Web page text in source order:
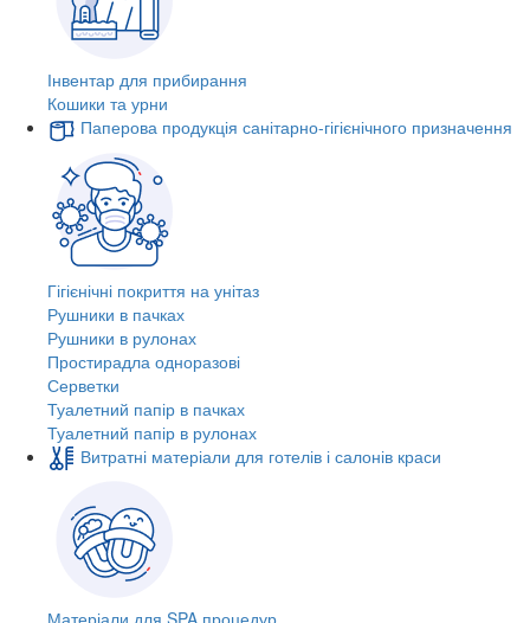
Інвентар для прибирання
Кошики та урни
Паперова продукція санітарно-гігієнічного призначення
Гігієнічні покриття на унітаз
Рушники в пачках
Рушники в рулонах
Простирадла одноразові
Серветки
Туалетний папір в пачках
Туалетний папір в рулонах
Витратні матеріали для готелів і салонів краси